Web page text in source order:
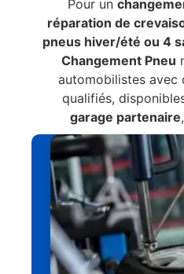
Pour un
réparation de
pneus hiver/été ou 4
Changement Pneu
automobilistes avec
qualifiés,
garage partenaire